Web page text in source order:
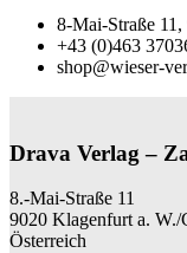
8-Mai-Straße
+43 (0)463
shop@wieser-
Drava Verlag –
8.-Mai-Straße 11
9020 Klagenfurt a. W./
Österreich